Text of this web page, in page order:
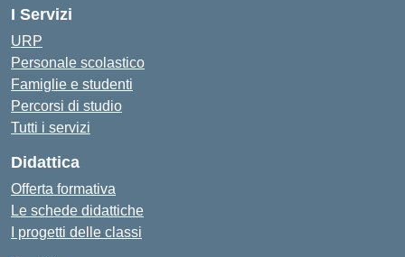
I Servizi
URP
Personale scolastico
Famiglie e studenti
Percorsi di studio
Tutti i servizi
Didattica
Offerta formativa
Le schede didattiche
I progetti delle classi